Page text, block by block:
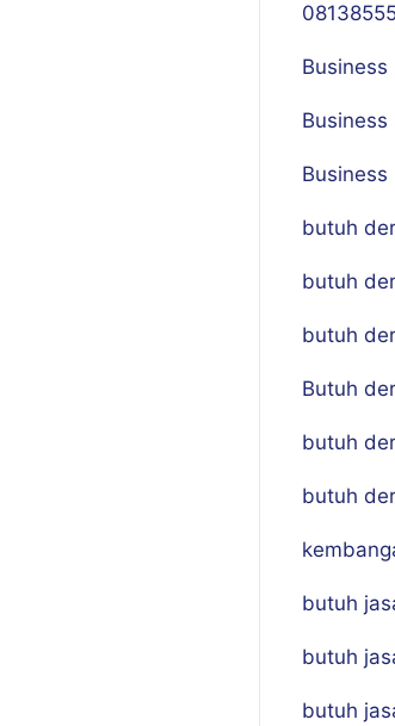
Business
Business
Business
butuh
butuh
butuh
Butuh
butuh
butuh
butuh
butuh
butuh